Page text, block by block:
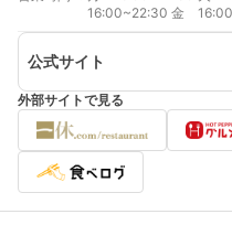
16:00~22:30 金
16:00~22:30
公式サイト
外部サイトで見る